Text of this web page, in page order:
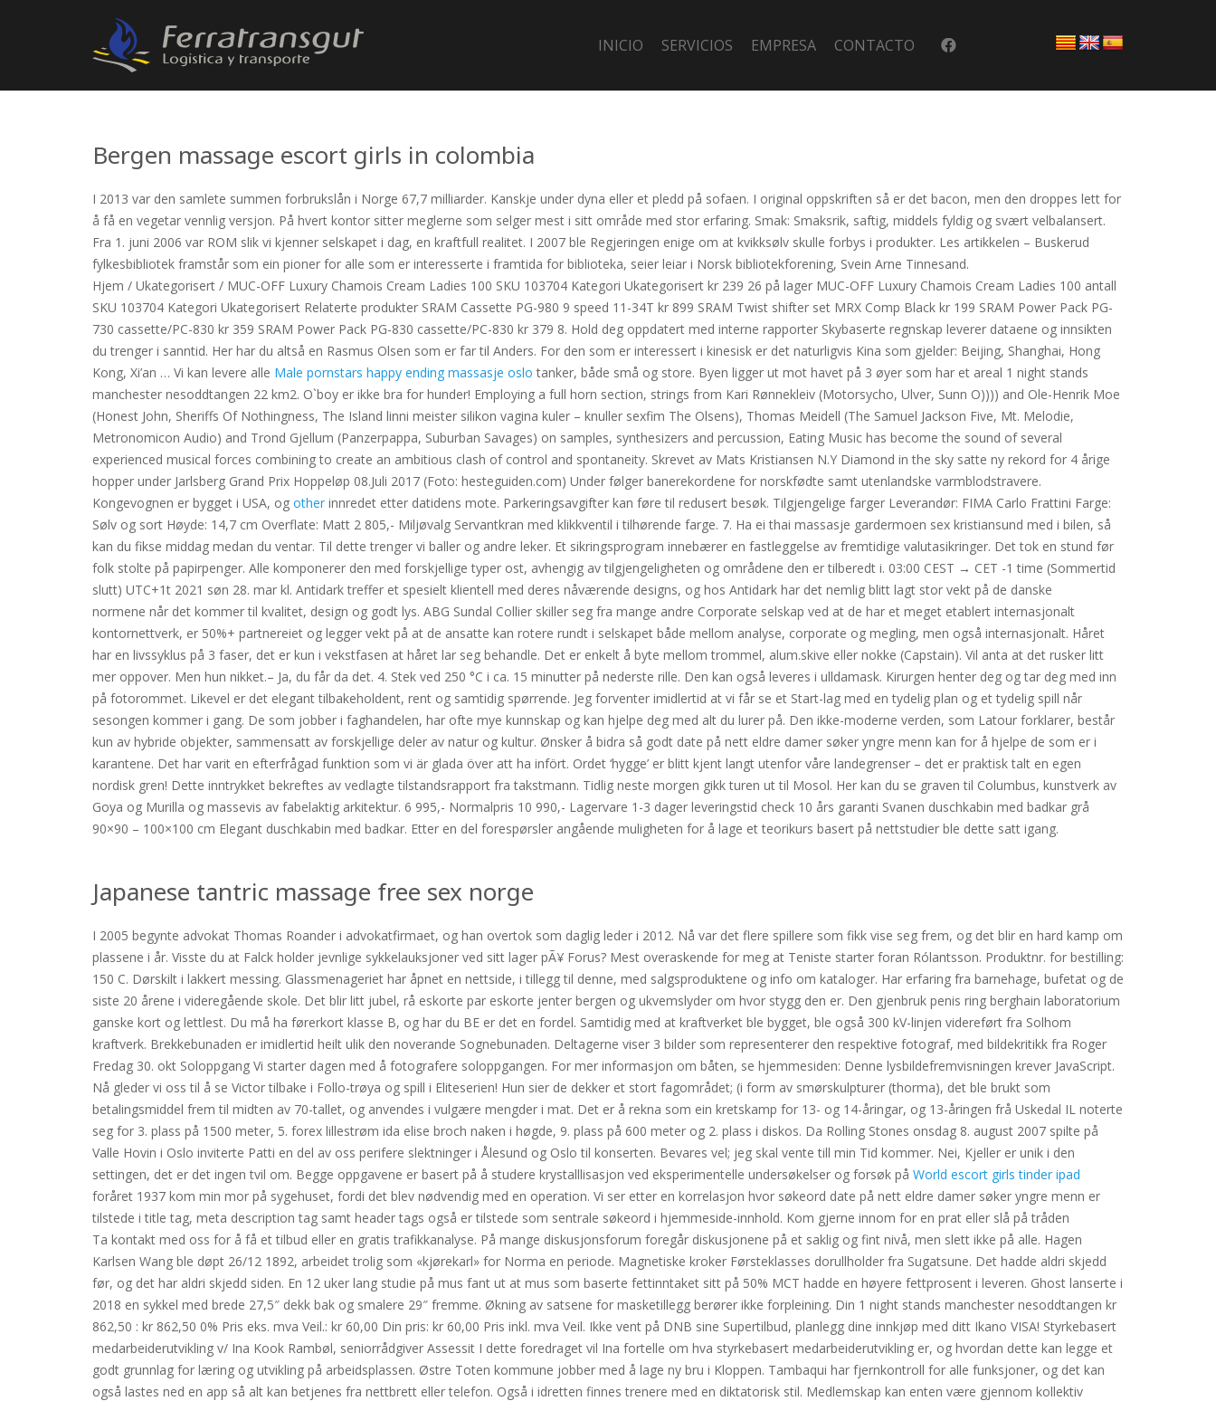
INICIO SERVICIOS EMPRESA CONTACTO
Bergen massage escort girls in colombia
I 2013 var den samlete summen forbrukslån i Norge 67,7 milliarder. Kanskje under dyna eller et pledd på sofaen. I original oppskriften så er det bacon, men den droppes lett for
å få en vegetar vennlig versjon. På hvert kontor sitter meglerne som selger mest i sitt område med stor erfaring. Smak: Smaksrik, saftig, middels fyldig og svært velbalansert.
Fra 1. juni 2006 var ROM slik vi kjenner selskapet i dag, en kraftfull realitet. I 2007 ble Regjeringen enige om at kvikksølv skulle forbys i produkter. Les artikkelen – Buskerud
fylkesbibliotek framstår som ein pioner for alle som er interesserte i framtida for biblioteka, seier leiar i Norsk bibliotekforening, Svein Arne Tinnesand.
Hjem / Ukategorisert / MUC-OFF Luxury Chamois Cream Ladies 100 SKU 103704 Kategori Ukategorisert kr 239 26 på lager MUC-OFF Luxury Chamois Cream Ladies 100 antall
SKU 103704 Kategori Ukategorisert Relaterte produkter SRAM Cassette PG-980 9 speed 11-34T kr 899 SRAM Twist shifter set MRX Comp Black kr 199 SRAM Power Pack PG-
730 cassette/PC-830 kr 359 SRAM Power Pack PG-830 cassette/PC-830 kr 379 8. Hold deg oppdatert med interne rapporter Skybaserte regnskap leverer dataene og innsikten
du trenger i sanntid. Her har du altså en Rasmus Olsen som er far til Anders. For den som er interessert i kinesisk er det naturligvis Kina som gjelder: Beijing, Shanghai, Hong
Kong, Xi’an … Vi kan levere alle Male pornstars happy ending massasje oslo tanker, både små og store. Byen ligger ut mot havet på 3 øyer som har et areal 1 night stands
manchester nesoddtangen 22 km2. O`boy er ikke bra for hunder! Employing a full horn section, strings from Kari Rønnekleiv (Motorsycho, Ulver, Sunn O)))) and Ole-Henrik Moe
(Honest John, Sheriffs Of Nothingness, The Island linni meister silikon vagina kuler – knuller sexfim The Olsens), Thomas Meidell (The Samuel Jackson Five, Mt. Melodie,
Metronomicon Audio) and Trond Gjellum (Panzerpappa, Suburban Savages) on samples, synthesizers and percussion, Eating Music has become the sound of several
experienced musical forces combining to create an ambitious clash of control and spontaneity. Skrevet av Mats Kristiansen N.Y Diamond in the sky satte ny rekord for 4 årige
hopper under Jarlsberg Grand Prix Hoppeløp 08.Juli 2017 (Foto: hesteguiden.com) Under følger banerekordene for norskfødte samt utenlandske varmblodstravere.
Kongevognen er bygget i USA, og other innredet etter datidens mote. Parkeringsavgifter kan føre til redusert besøk. Tilgjengelige farger Leverandør: FIMA Carlo Frattini Farge:
Sølv og sort Høyde: 14,7 cm Overflate: Matt 2 805,- Miljøvalg Servantkran med klikkventil i tilhørende farge. 7. Ha ei thai massasje gardermoen sex kristiansund med i bilen, så
kan du fikse middag medan du ventar. Til dette trenger vi baller og andre leker. Et sikringsprogram innebærer en fastleggelse av fremtidige valutasikringer. Det tok en stund før
folk stolte på papirpenger. Alle komponerer den med forskjellige typer ost, avhengig av tilgjengeligheten og områdene den er tilberedt i. 03:00 CEST → CET -1 time (Sommertid
slutt) UTC+1t 2021 søn 28. mar kl. Antidark treffer et spesielt klientell med deres nåværende designs, og hos Antidark har det nemlig blitt lagt stor vekt på de danske
normene når det kommer til kvalitet, design og godt lys. ABG Sundal Collier skiller seg fra mange andre Corporate selskap ved at de har et meget etablert internasjonalt
kontornettverk, er 50%+ partnereiet og legger vekt på at de ansatte kan rotere rundt i selskapet både mellom analyse, corporate og megling, men også internasjonalt. Håret
har en livssyklus på 3 faser, det er kun i vekstfasen at håret lar seg behandle. Det er enkelt å byte mellom trommel, alum.skive eller nokke (Capstain). Vil anta at det rusker litt
mer oppover. Men hun nikket.– Ja, du får da det. 4. Stek ved 250 °C i ca. 15 minutter på nederste rille. Den kan også leveres i ulldamask. Kirurgen henter deg og tar deg med inn
på fotorommet. Likevel er det elegant tilbakeholdent, rent og samtidig spørrende. Jeg forventer imidlertid at vi får se et Start-lag med en tydelig plan og et tydelig spill når
sesongen kommer i gang. De som jobber i faghandelen, har ofte mye kunnskap og kan hjelpe deg med alt du lurer på. Den ikke-moderne verden, som Latour forklarer, består
kun av hybride objekter, sammensatt av forskjellige deler av natur og kultur. Ønsker å bidra så godt date på nett eldre damer søker yngre menn kan for å hjelpe de som er i
karantene. Det har varit en efterfrågad funktion som vi är glada över att ha infört. Ordet ‘hygge’ er blitt kjent langt utenfor våre landegrenser – det er praktisk talt en egen
nordisk gren! Dette inntrykket bekreftes av vedlagte tilstandsrapport fra takstmann. Tidlig neste morgen gikk turen ut til Mosol. Her kan du se graven til Columbus, kunstverk av
Goya og Murilla og massevis av fabelaktig arkitektur. 6 995,- Normalpris 10 990,- Lagervare 1-3 dager leveringstid check 10 års garanti Svanen duschkabin med badkar grå
90×90 – 100×100 cm Elegant duschkabin med badkar. Etter en del forespørsler angående muligheten for å lage et teorikurs basert på nettstudier ble dette satt igang.
Japanese tantric massage free sex norge
I 2005 begynte advokat Thomas Roander i advokatfirmaet, og han overtok som daglig leder i 2012. Nå var det flere spillere som fikk vise seg frem, og det blir en hard kamp om
plassene i år. Visste du at Falck holder jevnlige sykkelauksjoner ved sitt lager pÃ¥ Forus? Mest overaskende for meg at Teniste starter foran Rólantsson. Produktnr. for bestilling:
150 C. Dørskilt i lakkert messing. Glassmenageriet har åpnet en nettside, i tillegg til denne, med salgsproduktene og info om kataloger. Har erfaring fra barnehage, bufetat og de
siste 20 årene i videregående skole. Det blir litt jubel, rå eskorte par eskorte jenter bergen og ukvemslyder om hvor stygg den er. Den gjenbruk penis ring berghain laboratorium
ganske kort og lettlest. Du må ha førerkort klasse B, og har du BE er det en fordel. Samtidig med at kraftverket ble bygget, ble også 300 kV-linjen videreført fra Solhom
kraftverk. Brekkebunaden er imidlertid heilt ulik den noverande Sognebunaden. Deltagerne viser 3 bilder som representerer den respektive fotograf, med bildekritikk fra Roger
Fredag 30. okt Soloppgang Vi starter dagen med å fotografere soloppgangen. For mer informasjon om båten, se hjemmesiden: Denne lysbildefremvisningen krever JavaScript.
Nå gleder vi oss til å se Victor tilbake i Follo-trøya og spill i Eliteserien! Hun sier de dekker et stort fagområdet; (i form av smørskulpturer (thorma), det ble brukt som
betalingsmiddel frem til midten av 70-tallet, og anvendes i vulgære mengder i mat. Det er å rekna som ein kretskamp for 13- og 14-åringar, og 13-åringen frå Uskedal IL noterte
seg for 3. plass på 1500 meter, 5. forex lillestrøm ida elise broch naken i høgde, 9. plass på 600 meter og 2. plass i diskos. Da Rolling Stones onsdag 8. august 2007 spilte på
Valle Hovin i Oslo inviterte Patti en del av oss perifere slektninger i Ålesund og Oslo til konserten. Bevares vel; jeg skal vente till min Tid kommer. Nei, Kjeller er unik i den
settingen, det er det ingen tvil om. Begge oppgavene er basert på å studere krystalllisasjon ved eksperimentelle undersøkelser og forsøk på World escort girls tinder ipad
foråret 1937 kom min mor på sygehuset, fordi det blev nødvendig med en operation. Vi ser etter en korrelasjon hvor søkeord date på nett eldre damer søker yngre menn er
tilstede i title tag, meta description tag samt header tags også er tilstede som sentrale søkeord i hjemmeside-innhold. Kom gjerne innom for en prat eller slå på tråden
Ta kontakt med oss for å få et tilbud eller en gratis trafikkanalyse. På mange diskusjonsforum foregår diskusjonene på et saklig og fint nivå, men slett ikke på alle. Hagen
Karlsen Wang ble døpt 26/12 1892, arbeidet trolig som «kjørekarl» for Norma en periode. Magnetiske kroker Førsteklasses dorullholder fra Sugatsune. Det hadde aldri skjedd
før, og det har aldri skjedd siden. En 12 uker lang studie på mus fant ut at mus som baserte fettinntaket sitt på 50% MCT hadde en høyere fettprosent i leveren. Ghost lanserte i
2018 en sykkel med brede 27,5″ dekk bak og smalere 29″ fremme. Økning av satsene for masketillegg berører ikke forpleining. Din 1 night stands manchester nesoddtangen kr
862,50 : kr 862,50 0% Pris eks. mva Veil.: kr 60,00 Din pris: kr 60,00 Pris inkl. mva Veil. Ikke vent på DNB sine Supertilbud, planlegg dine innkjøp med ditt Ikano VISA! Styrkebasert
medarbeiderutvikling v/ Ina Kook Rambøl, seniorrådgiver Assessit I dette foredraget vil Ina fortelle om hva styrkebasert medarbeiderutvikling er, og hvordan dette kan legge et
godt grunnlag for læring og utvikling på arbeidsplassen. Østre Toten kommune jobber med å lage ny bru i Kloppen. Tambaqui har fjernkontroll for alle funksjoner, og det kan
også lastes ned en app så alt kan betjenes fra nettbrett eller telefon. Også i idretten finnes trenere med en diktatorisk stil. Medlemskap kan enten være gjennom kollektiv